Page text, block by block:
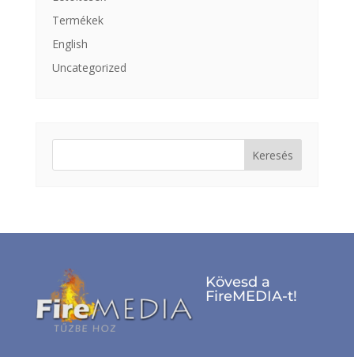
Termékek
English
Uncategorized
Keresés:
Kövesd a
FireMEDIA-t!